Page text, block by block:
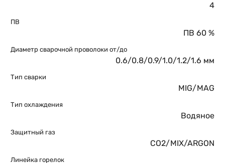
4
ПВ
ПВ 60 %
Диаметр сварочной проволоки от/до
0.6/0.8/0.9/1.0/1.2/1.6 мм
Тип сварки
MIG/MAG
Тип охлаждения
Водяное
Защитный газ
CO2/MIX/ARGON
Линейка горелок